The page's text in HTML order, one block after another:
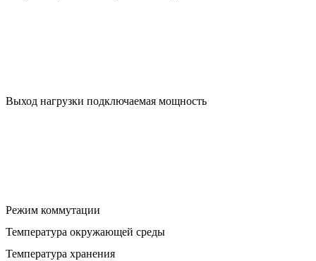
Выход нагрузки подключаемая мощность
Режим коммутации
Температура окружающей среды
Температура хранения